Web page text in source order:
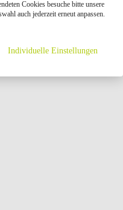
Katzen
Cookies besuche bitte unsere
auch jederzeit erneut anpassen.
Individuelle Einstellungen